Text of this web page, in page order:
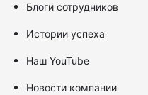
Блоги сотрудников
Истории успеха
Наш YouTube
Новости компании